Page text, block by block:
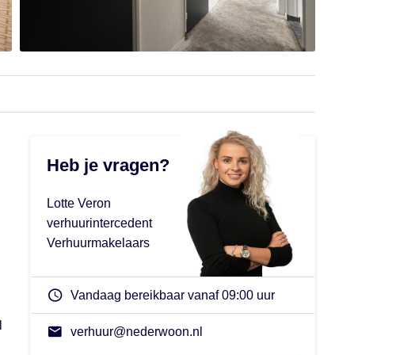
Heb je vragen?
Lotte Veron
verhuurintercedent
Verhuurmakelaars
Vandaag bereikbaar vanaf 09:00 uur
verhuur@nederwoon.nl